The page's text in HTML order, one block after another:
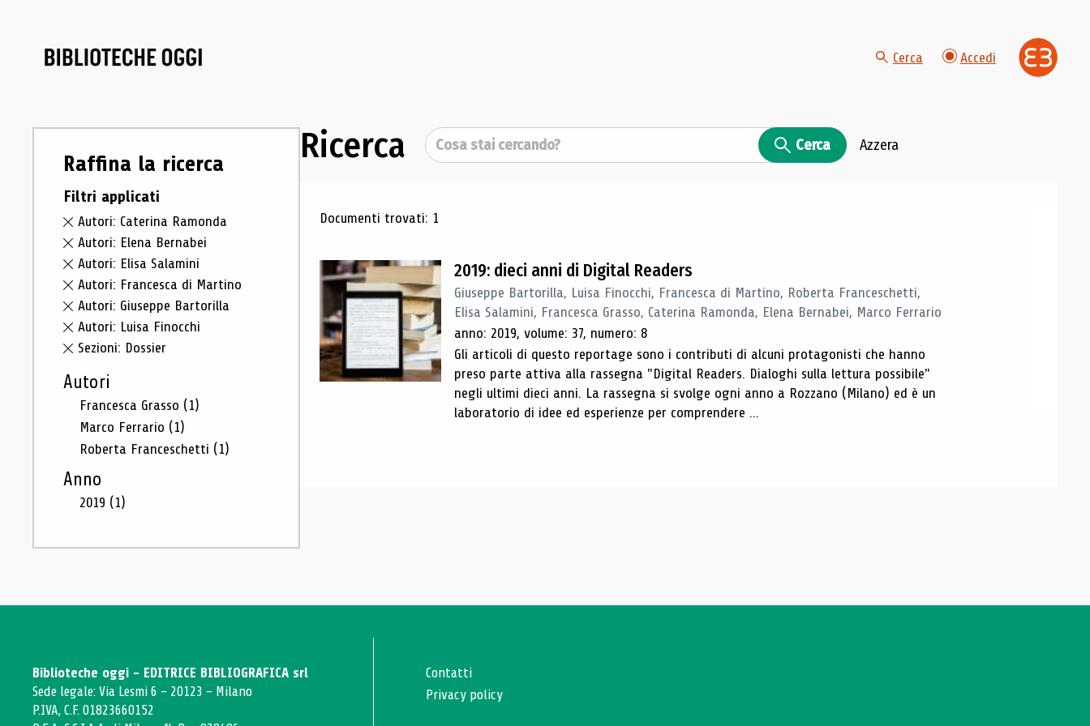
Cerca Accedi
Raffina la ricerca
Filtri applicati
Autori: Caterina Ramonda
Autori: Elena Bernabei
Autori: Elisa Salamini
Autori: Francesca di Martino
Autori: Giuseppe Bartorilla
Autori: Luisa Finocchi
Sezioni: Dossier
Autori
Francesca Grasso (1)
Marco Ferrario (1)
Roberta Franceschetti (1)
Anno
2019 (1)
Ricerca Cerca Cerca Azzera
Risultati di ricerca
Documenti trovati: 1
2019: dieci anni di Digital Readers
Giuseppe Bartorilla, Luisa Finocchi, Francesca di Martino, Roberta Franceschetti,
Elisa Salamini, Francesca Grasso, Caterina Ramonda, Elena Bernabei, Marco Ferrario
anno: 2019, volume: 37, numero: 8
Gli articoli di questo reportage sono i contributi di alcuni protagonisti che hanno
preso parte attiva alla rassegna "Digital Readers. Dialoghi sulla lettura possibile"
negli ultimi dieci anni. La rassegna si svolge ogni anno a Rozzano (Milano) ed è un
laboratorio di idee ed esperienze per comprendere ...
Biblioteche oggi - EDITRICE BIBLIOGRAFICA srl
Sede legale: Via Lesmi 6 - 20123 - Milano
P.IVA, C.F. 01823660152
Contatti
Privacy policy